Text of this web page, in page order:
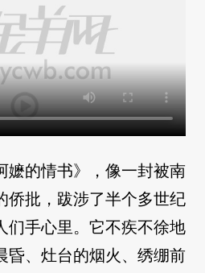
嬷的情书》，像一封被南
侨批，跋涉了半个多世纪
们手心里。它不疾不徐地
昏、灶台的烟火、绣绷前